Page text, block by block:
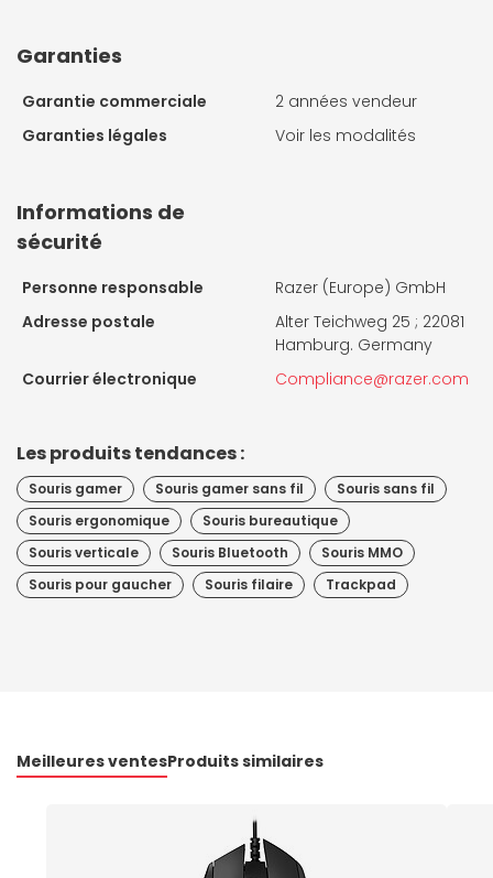
Garanties
Garantie commerciale
2 années vendeur
Garanties légales
Voir les modalités
Informations de
sécurité
Personne responsable
Razer (Europe) GmbH
Adresse postale
Alter Teichweg 25 ; 22081
Hamburg. Germany
Courrier électronique
Compliance@razer.com
Les produits tendances :
Souris gamer Souris gamer sans fil
Souris sans fil
Souris ergonomique
Souris bureautique
Souris verticale
Souris Bluetooth
Souris MMO
Souris pour gaucher
Souris filaire Trackpad
Meilleures ventesProduits similaires